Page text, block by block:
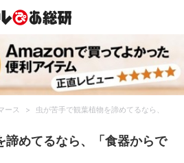
ース >
虫が苦手で観葉植物を諦めてるなら、
諦めてるなら、「食器からで